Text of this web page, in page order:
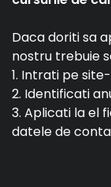
Daca doriti sa
nostru trebuie
1. Intrati pe
2. Identificati
3. Aplicati la el
datele de